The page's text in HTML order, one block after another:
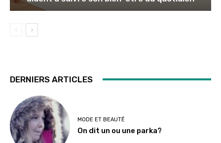
DERNIERS ARTICLES
MODE ET BEAUTÉ
On dit un ou une parka?